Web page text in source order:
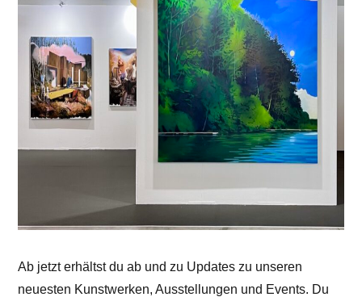
Ab jetzt erhältst du ab und zu Updates zu unseren
neuesten Kunstwerken, Ausstellungen und Events. Du